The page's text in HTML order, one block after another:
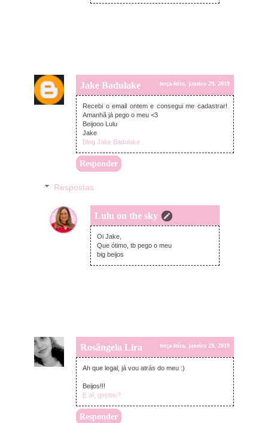
Jake Badulake terça-feira, janeiro 29, 2019
Recebi o email ontem e consegui me cadastrar!
Amanhã já pego o meu <3
Beijooo Lulu
Jake
Blog Jake Badulake
Responder
Respostas
Lulu on the sky
terça-feira, janeiro 29, 2019
Oi Jake,
Que ótimo, tb pego o meu
big beijos
Rosângela Lira terça-feira, janeiro 29, 2019
Ah que legal, já vou atrás do meu :)
Beijos!!!
E aí, gostou?
Responder